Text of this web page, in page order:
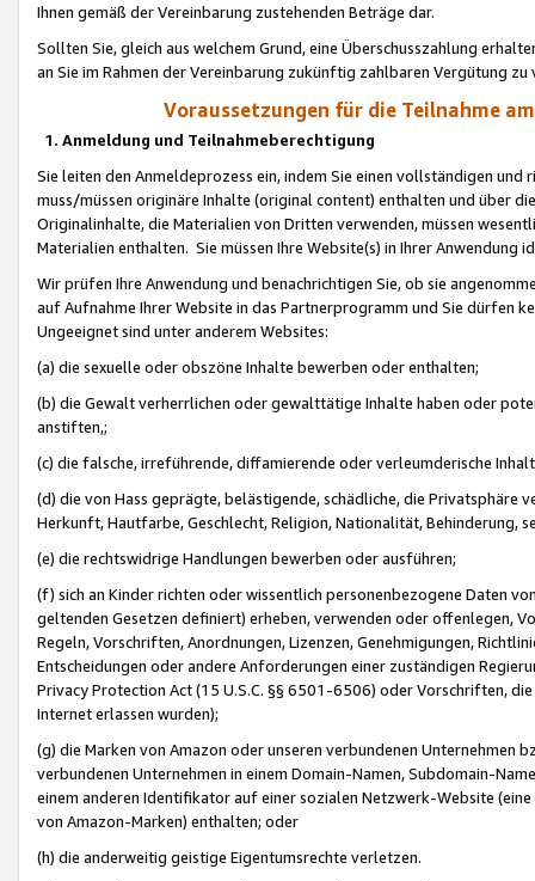
Ihnen gemäß der Vereinbarung zustehenden Beträge dar.
Sollten Sie, gleich aus welchem Grund, eine Überschusszahlung
an Sie im Rahmen der Vereinbarung zukünftig zahlbaren Vergütung zu
Voraussetzungen für die Teilnahme
1. Anmeldung und Teilnahmeberechtigung
Sie leiten den Anmeldeprozess ein, indem Sie einen vollständigen
muss/müssen originäre Inhalte (original content) enthalten und über
Originalinhalte, die Materialien von Dritten verwenden, müssen
Materialien enthalten. Sie müssen Ihre Website(s) in Ihrer Anwendung
Wir prüfen Ihre Anwendung und benachrichtigen Sie, ob sie
auf Aufnahme Ihrer Website in das Partnerprogramm und Sie dürfen
Ungeeignet sind unter anderem Websites:
(a) die sexuelle oder obszöne Inhalte bewerben oder enthalten;
(b) die Gewalt verherrlichen oder gewalttätige Inhalte haben oder
anstiften,;
(c) die falsche, irreführende, diffamierende oder verleumderische
(d) die von Hass geprägte, belästigende, schädliche, die Privatsphäre
Herkunft, Hautfarbe, Geschlecht, Religion, Nationalität, Behinderung,
(e) die rechtswidrige Handlungen bewerben oder ausführen;
(f) sich an Kinder richten oder wissentlich personenbezogene Daten
geltenden Gesetzen definiert) erheben, verwenden oder offenlegen,
Regeln, Vorschriften, Anordnungen, Lizenzen, Genehmigungen,
Entscheidungen oder andere Anforderungen einer zuständigen
Privacy Protection Act (15 U.S.C. §§ 6501-6506) oder Vorschriften,
Internet erlassen wurden);
(g) die Marken von Amazon oder unseren verbundenen Unternehmen
verbundenen Unternehmen in einem Domain-Namen, Subdomain-
einem anderen Identifikator auf einer sozialen Netzwerk-Website
von Amazon-Marken) enthalten; oder
(h) die anderweitig geistige Eigentumsrechte verletzen.